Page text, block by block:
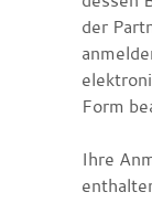
der
Form
Ihre